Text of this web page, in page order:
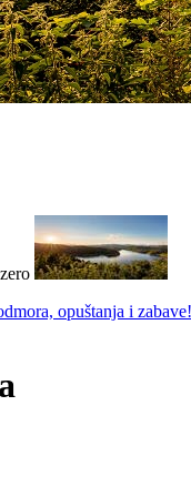
opuštanja i zabave!